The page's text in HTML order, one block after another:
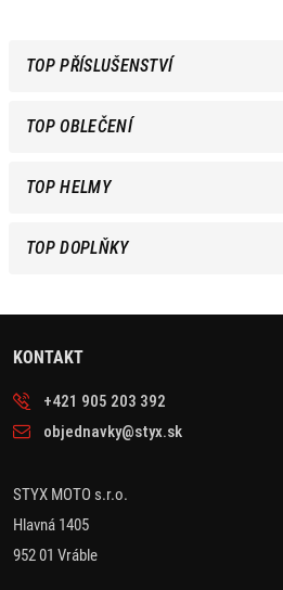
TOP PŘÍSLUŠENSTVÍ
TOP OBLEČENÍ
TOP HELMY
TOP DOPLŇKY
KONTAKT
+421 905 203 392
objednavky@styx.sk
STYX MOTO s.r.o.
Hlavná 1405
952 01 Vráble